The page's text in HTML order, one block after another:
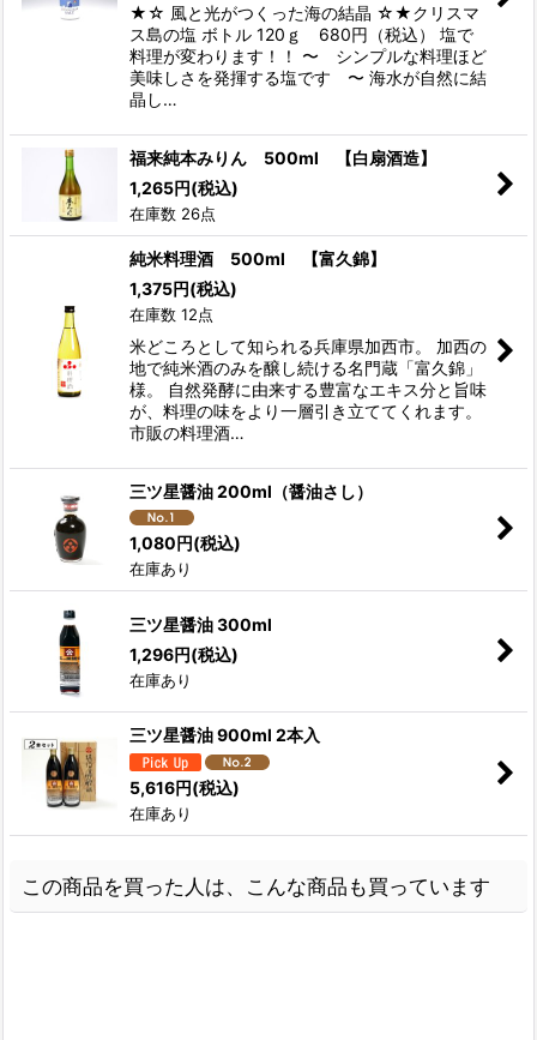
★☆ 風と光がつくった海の結晶 ☆★クリスマ
ス島の塩 ボトル 120ｇ 680円（税込） 塩で
料理が変わります！！ 〜 シンプルな料理ほど
美味しさを発揮する塩です 〜 海水が自然に結
晶し…
福来純本みりん 500ml 【白扇酒造】
1,265円(税込)
在庫数 26点
純米料理酒 500ml 【富久錦】
1,375円(税込)
在庫数 12点
米どころとして知られる兵庫県加西市。 加西の
地で純米酒のみを醸し続ける名門蔵「富久錦」
様。 自然発酵に由来する豊富なエキス分と旨味
が、料理の味をより一層引き立ててくれます。
市販の料理酒…
三ツ星醤油 200ml（醤油さし）
1,080円(税込)
在庫あり
三ツ星醤油 300ml
1,296円(税込)
在庫あり
三ツ星醤油 900ml 2本入
5,616円(税込)
在庫あり
この商品を買った人は、こんな商品も買っています